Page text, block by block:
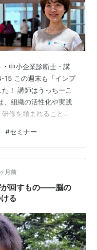
中小企業診断士・講
15 この週末も「インプ
！ 講師はうっちーこ
、組織の活性化や実践
修を頼まれることが
あるものを届けたい
プロ。即興演劇と訳さ
く、 「アイスブレイ
の手法がそれぞれた
通して、・自分の中
#セミナー
月前
が回すもの——脳の
る